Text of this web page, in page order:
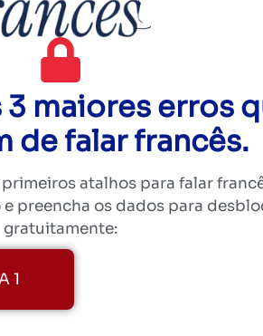
maiores erros
de falar francês.
atalhos para falar
preencha os dados para
gratuitamente:
1